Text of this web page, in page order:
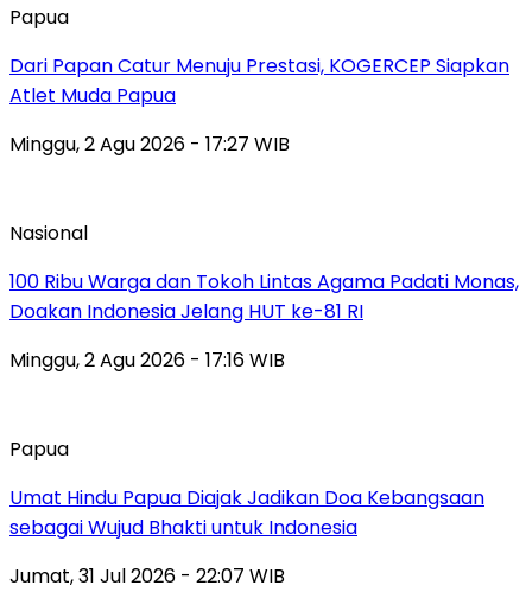
Papua
Dari Papan Catur Menuju Prestasi, KOGERCEP Siapkan
Atlet Muda Papua
Minggu, 2 Agu 2026 - 17:27 WIB
Nasional
100 Ribu Warga dan Tokoh Lintas Agama Padati Monas,
Doakan Indonesia Jelang HUT ke-81 RI
Minggu, 2 Agu 2026 - 17:16 WIB
Papua
Umat Hindu Papua Diajak Jadikan Doa Kebangsaan
sebagai Wujud Bhakti untuk Indonesia
Jumat, 31 Jul 2026 - 22:07 WIB